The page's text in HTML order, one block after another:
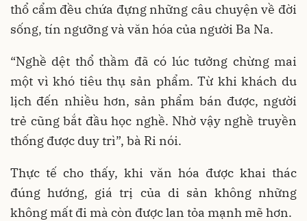
thổ cẩm đều chứa đựng những câu chuyện về đời
sống, tín ngưỡng và văn hóa của người Ba Na.
“Nghề dệt thổ thầm đã có lúc tưởng chừng mai
một vì khó tiêu thụ sản phẩm. Từ khi khách du
lịch đến nhiều hơn, sản phẩm bán được, người
trẻ cũng bắt đầu học nghề. Nhờ vậy nghề truyền
thống được duy trì”, bà Ri nói.
Thực tế cho thấy, khi văn hóa được khai thác
đúng hướng, giá trị của di sản không những
không mất đi mà còn được lan tỏa mạnh mẽ hơn.